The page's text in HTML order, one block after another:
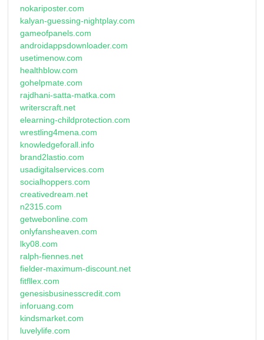
nokariposter.com
kalyan-guessing-nightplay.com
gameofpanels.com
androidappsdownloader.com
usetimenow.com
healthblow.com
gohelpmate.com
rajdhani-satta-matka.com
writerscraft.net
elearning-childprotection.com
wrestling4mena.com
knowledgeforall.info
brand2lastio.com
usadigitalservices.com
socialhoppers.com
creativedream.net
n2315.com
getwebonline.com
onlyfansheaven.com
lky08.com
ralph-fiennes.net
fielder-maximum-discount.net
fitfllex.com
genesisbusinesscredit.com
inforuang.com
kindsmarket.com
luvelylife.com